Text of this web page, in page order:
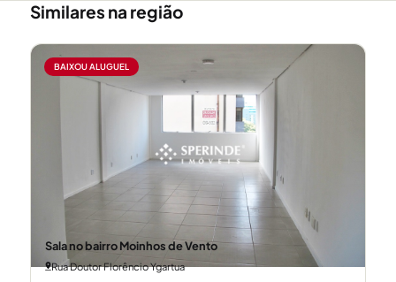
Similares na região
BAIXOU ALUGUEL
Sala no bairro Moinhos de Vento
Rua Doutor Florêncio Ygartua